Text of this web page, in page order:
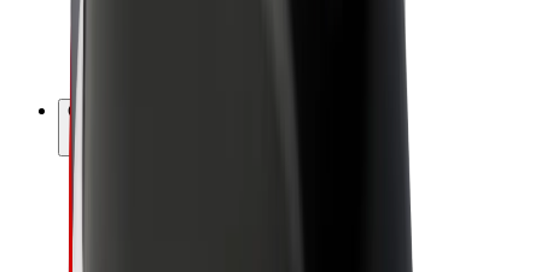
Câștigă cu Bolt